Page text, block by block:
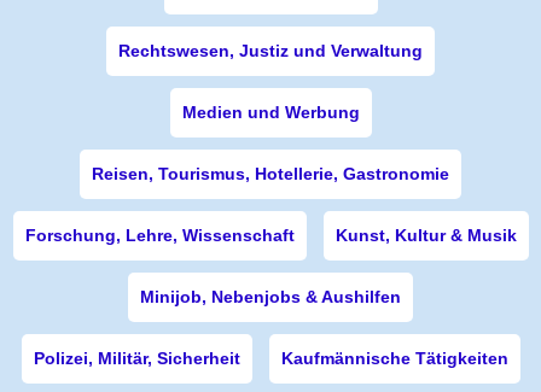
Rechtswesen, Justiz und Verwaltung
Medien und Werbung
Reisen, Tourismus, Hotellerie, Gastronomie
Forschung, Lehre, Wissenschaft Kunst, Kultur & Musik
Minijob, Nebenjobs & Aushilfen
Polizei, Militär, Sicherheit Kaufmännische Tätigkeiten